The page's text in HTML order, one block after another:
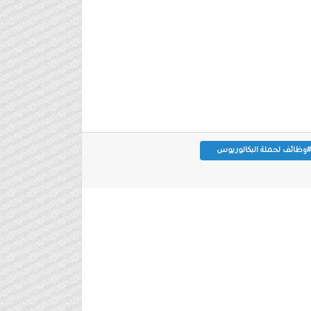
#وظائف لحملة البكالوريوس